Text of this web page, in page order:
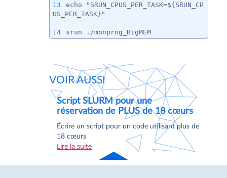
echo "SRUN_CPUS_PER_TASK=${SRUN_CP
US_PER_TASK}"
srun ./monprog_BigMEM
VOIR AUSSI
Script SLURM pour une
réservation de PLUS de 18 cœurs
Écrire un script pour un code utilisant plus de
18 cœurs
Lire la suite
de page